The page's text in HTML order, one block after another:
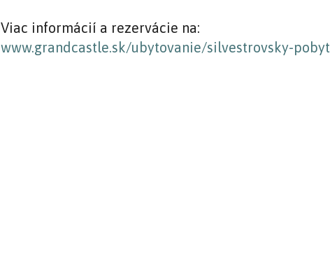
Viac informácií a rezervácie na:
www.grandcastle.sk/ubytovanie/silvestrovsky-pobyt